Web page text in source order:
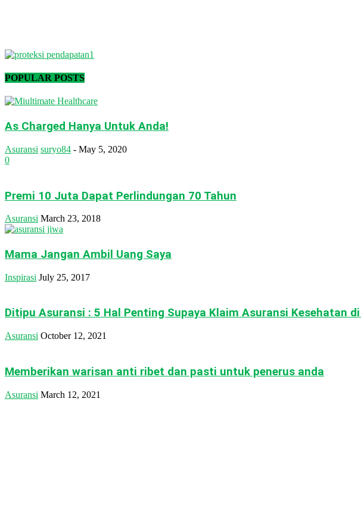
POPULAR POSTS
As Charged Hanya Untuk Anda!
Asuransi suryo84 - May 5, 2020
0
Premi 10 Juta Dapat Perlindungan 70 Tahun
Asuransi March 23, 2018
Mama Jangan Ambil Uang Saya
Inspirasi July 25, 2017
Ditipu Asuransi : 5 Hal Penting Supaya Klaim Asuransi Kesehatan
Asuransi October 12, 2021
Memberikan warisan anti ribet dan pasti untuk penerus anda
Asuransi March 12, 2021